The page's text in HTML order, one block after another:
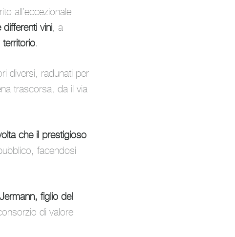
all’eccezionale
vini, a
.
diversi, radunati per
trascorsa, da il via
che il prestigioso
facendosi
figlio del
di valore